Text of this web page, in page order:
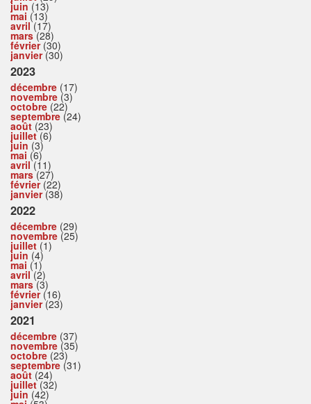
juin (13)
mai (13)
avril(17)
mars(28)
février(30)
janvier(30)
2023
décembre (17)
novembre (3)
octobre (22)
septembre (24)
août (23)
juillet(6)
juin (3)
mai (6)
avril(11)
mars(27)
février(22)
janvier(38)
2022
décembre (29)
novembre (25)
juillet (1)
juin (4)
mai (1)
avril(2)
mars(3)
février(16)
janvier(23)
2021
décembre (37)
novembre (35)
octobre (23)
septembre (31)
août (24)
juillet(32)
juin (42)